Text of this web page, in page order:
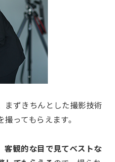
まずきちんとした撮影技術
ってもらえます。
客観的な目で見てベストな